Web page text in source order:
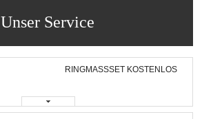
Unser Service
RINGMASSSET KOSTENLOS